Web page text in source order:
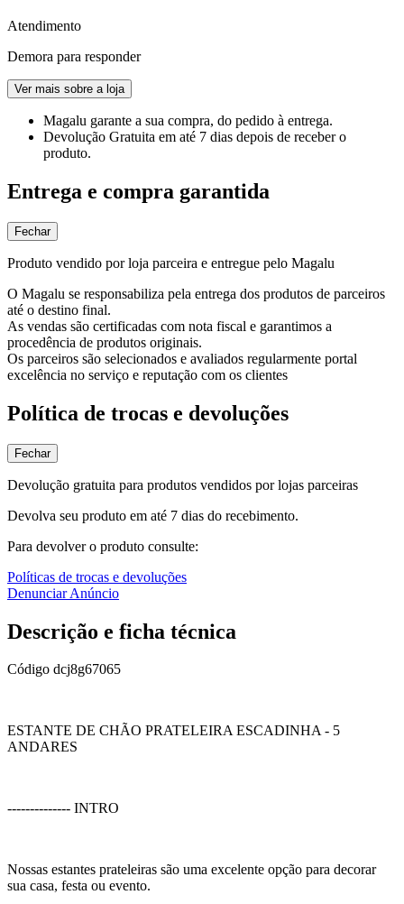
Atendimento
Demora para responder
Ver mais sobre a loja
Magalu garante a sua compra, do pedido à entrega.
Devolução Gratuita em até 7 dias depois de receber o
produto.
Entrega e compra garantida
Fechar
Produto vendido por loja parceira e entregue pelo Magalu
O Magalu se responsabiliza pela entrega dos produtos de parceiros
até o destino final.
As vendas são certificadas com nota fiscal e garantimos a
procedência de produtos originais.
Os parceiros são selecionados e avaliados regularmente portal
excelência no serviço e reputação com os clientes
Política de trocas e devoluções
Fechar
Devolução gratuita para produtos vendidos por lojas parceiras
Devolva seu produto em até 7 dias do recebimento.
Para devolver o produto consulte:
Políticas de trocas e devoluções
Denunciar Anúncio
Descrição e ficha técnica
Código dcj8g67065
ESTANTE DE CHÃO PRATELEIRA ESCADINHA - 5
ANDARES
-------------- INTRO
Nossas estantes prateleiras são uma excelente opção para decorar
sua casa, festa ou evento.